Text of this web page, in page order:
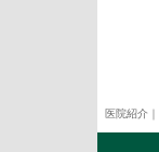
医院紹介 ｜